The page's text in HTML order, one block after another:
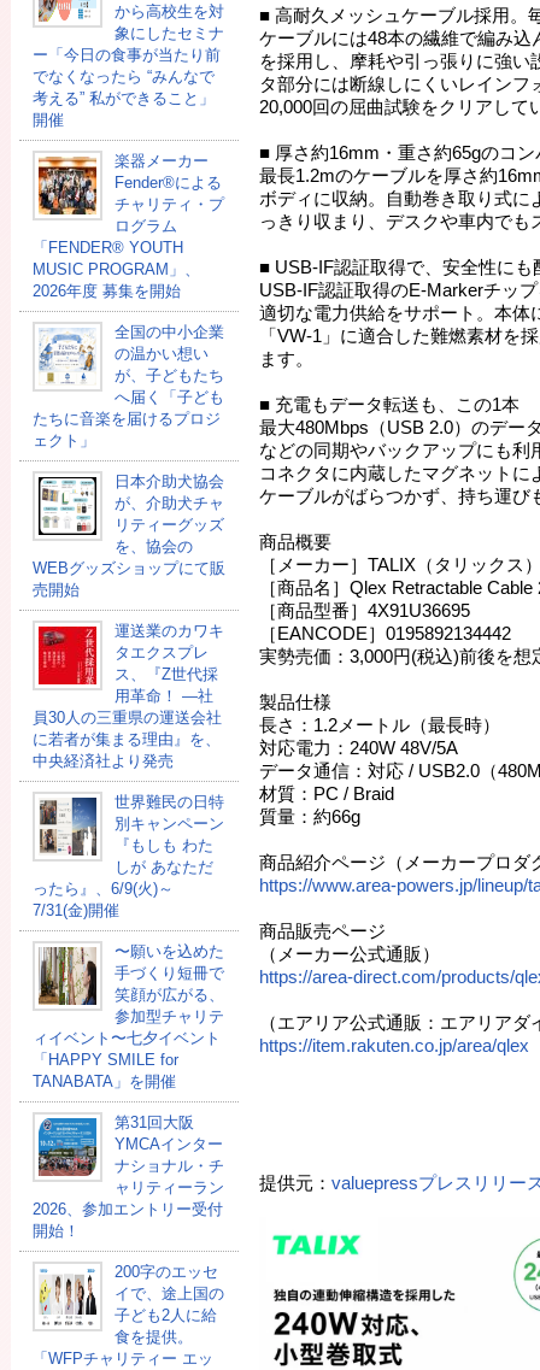
から高校生を対
象にしたセミナ
ー「今日の食事が当たり前
でなくなったら “みんなで
考える” 私ができること」
開催
楽器メーカー
Fender®による
チャリティ・プ
ログラム
「FENDER®︎ YOUTH
MUSIC PROGRAM」、
2026年度 募集を開始
全国の中小企業
の温かい想い
が、子どもたち
へ届く「子ども
たちに音楽を届けるプロジ
ェクト」
日本介助犬協会
が、介助犬チャ
リティーグッズ
を、協会の
WEBグッズショップにて販
売開始
運送業のカワキ
タエクスプレ
ス、『Z世代採
用革命！ ―社
員30人の三重県の運送会社
に若者が集まる理由』を、
中央経済社より発売
世界難民の日特
別キャンペーン
『もしも わた
しが あなただ
ったら』、6/9(火)～
7/31(金)開催
〜願いを込めた
手づくり短冊で
笑顔が広がる、
参加型チャリテ
ィイベント〜七夕イベント
「HAPPY SMILE for
TANABATA」を開催
第31回大阪
YMCAインター
ナショナル・チ
ャリティーラン
2026、参加エントリー受付
開始！
200字のエッセ
イで、途上国の
子ども2人に給
食を提供。
「WFPチャリティー エッ
■ 高耐久メッシュケーブル採用。
ケーブルには48本の繊維で編み
を採用し、摩耗や引っ張りに強い
タ部分には断線しにくいレインフ
20,000回の屈曲試験をクリアして
■ 厚さ約16mm・重さ約65gのコン
最長1.2mのケーブルを厚さ約
ボディに収納。自動巻き取り式に
っきり収まり、デスクや車内でも
■ USB-IF認証取得で、安全性にも
USB-IF認証取得のE-Markerチッ
適切な電力供給をサポート。本体
「VW-1」に適合した難燃素材を
ます。
■ 充電もデータ転送も、この1本
最大480Mbps（USB 2.0）のデー
などの同期やバックアップにも利
コネクタに内蔵したマグネットに
ケーブルがばらつかず、持ち運び
商品概要
［メーカー］TALIX（タリックス
［商品名］Qlex Retractable
［商品型番］4X91U36695
［EANCODE］0195892134442
実勢売価：3,000円(税込)前後を想
製品仕様
長さ：1.2メートル（最長時）
対応電力：240W 48V/5A
データ通信：対応 / USB2.0（
材質：PC / Braid
質量：約66g
商品紹介ページ（メーカープロダ
https://www.area-powers.jp/lineup/
商品販売ページ
（メーカー公式通販）
https://area-direct.com/products/
（エアリア公式通販：エアリア
https://item.rakuten.co.jp/area/qlex
提供元： valuepressプレスリリー